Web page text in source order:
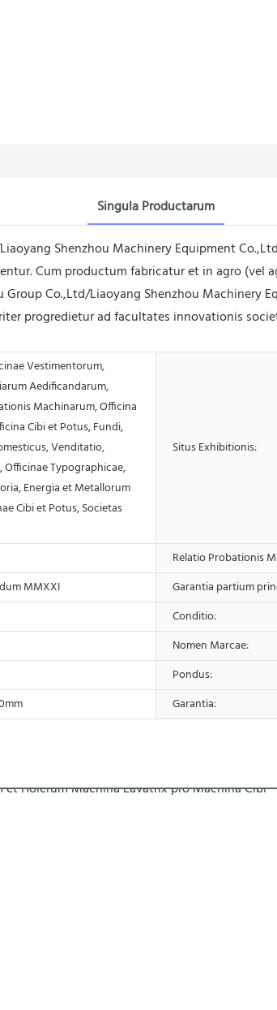
Singula Productarum
Shenzhou Machinery Equipment
Cum productum fabricatur et in agro (vel
Co.,Ltd/Liaoyang Shenzhou Machinery
progredietur ad facultates innovationis
Vestimentorum,
Aedificandarum,
Machinarum, Officina
Cibi et Potus, Fundi,
Venditatio,
Officinae Typographicae,
Energia et Metallorum
Cibi et Potus, Societas
Situs Exhibitionis:
Relatio Probationis
MMXXI Garantia partium
Conditio:
Nomen Marcae:
Pondus:
Garantia: